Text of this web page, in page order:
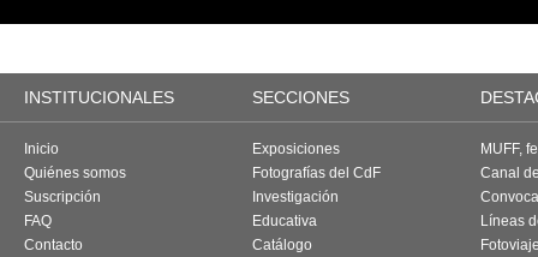
INSTITUCIONALES SECCIONES
Inicio
Quiénes somos
Suscripción
FAQ
Contacto
Exposiciones
Fotografías del CdF
Investigación
Educativa
Catálogo
MUFF,
Canal
Líneas